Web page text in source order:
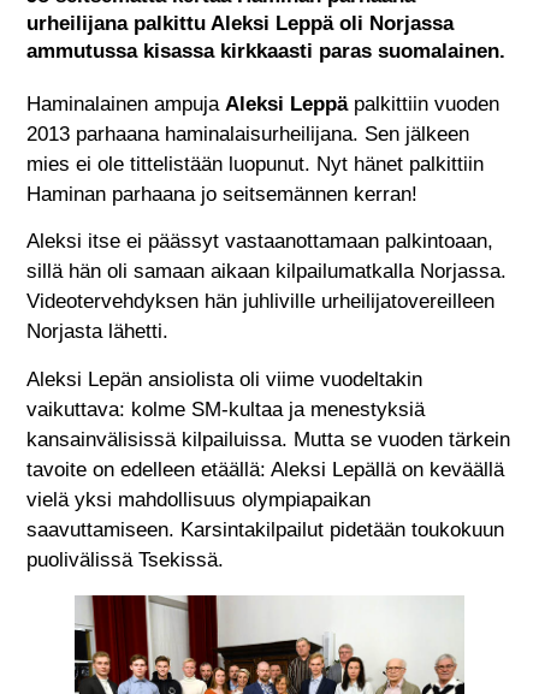
urheilijana palkittu Aleksi Leppä oli Norjassa
ammutussa kisassa kirkkaasti paras suomalainen.
Haminalainen ampujaAleksi Leppäpalkittiin vuoden
2013 parhaana haminalaisurheilijana. Sen jälkeen
mies ei ole tittelistään luopunut. Nyt hänet palkittiin
Haminan parhaana jo seitsemännen kerran!
Aleksi itse ei päässyt vastaanottamaan palkintoaan,
sillä hän oli samaan aikaan kilpailumatkalla Norjassa.
Videotervehdyksen hän juhliville urheilijatovereilleen
Norjasta lähetti.
Aleksi Lepän ansiolista oli viime vuodeltakin
vaikuttava: kolme SM-kultaa ja menestyksiä
kansainvälisissä kilpailuissa. Mutta se vuoden tärkein
tavoite on edelleen etäällä: Aleksi Lepällä on keväällä
vielä yksi mahdollisuus olympiapaikan
saavuttamiseen. Karsintakilpailut pidetään toukokuun
puolivälissä Tsekissä.